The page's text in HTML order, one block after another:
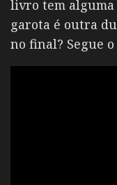
livro tem alguma
garota é outra
no final? Segue